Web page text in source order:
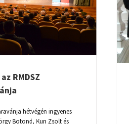
JELÖLTJEINEK
LISTÁJÁT
RMDSZ
hétvégén ingyenes
Botond, Kun Zsolt és